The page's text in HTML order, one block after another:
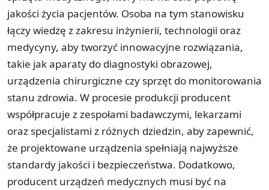
jakości życia pacjentów. Osoba na tym stanowisku
łączy wiedzę z zakresu inżynierii, technologii oraz
medycyny, aby tworzyć innowacyjne rozwiązania,
takie jak aparaty do diagnostyki obrazowej,
urządzenia chirurgiczne czy sprzęt do monitorowania
stanu zdrowia. W procesie produkcji producent
współpracuje z zespołami badawczymi, lekarzami
oraz specjalistami z różnych dziedzin, aby zapewnić,
że projektowane urządzenia spełniają najwyższe
standardy jakości i bezpieczeństwa. Dodatkowo,
producent urządzeń medycznych musi być na